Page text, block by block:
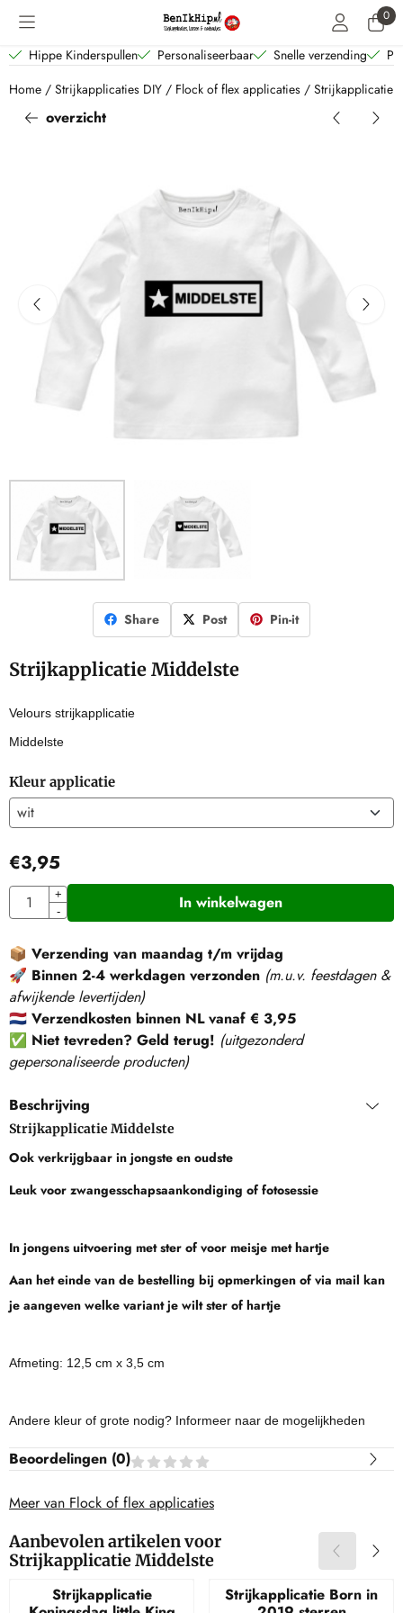
Cookievoorkeuren zijn beschikbaar. Kies instellingen of sta alle 0
Hippe Kinderspullen Personaliseerbaar Snelle verzending
Home / Strijkapplicaties DIY / Flock of flex applicaties / Strijkapplicatie
overzicht
Share Post Pin-it
Strijkapplicatie Middelste
Velours strijkapplicatie
Middelste
Kleur applicatie
€3,95
Aantal
+
-
In winkelwagen
📦 Verzending van maandag t/m vrijdag
🚀 Binnen 2-4 werkdagen verzonden (m.u.v. feestdagen &
afwijkende levertijden)
🇳🇱 Verzendkosten binnen NL vanaf € 3,95
✅ Niet tevreden? Geld terug! (uitgezonderd
gepersonaliseerde producten)
Beschrijving
Strijkapplicatie Middelste
Ook verkrijgbaar in jongste en oudste
Leuk voor zwangesschapsaankondiging of fotosessie
In jongens uitvoering met ster of voor meisje met hartje
Aan het einde van de bestelling bij opmerkingen of via mail kan
je aangeven welke variant je wilt ster of hartje
Afmeting: 12,5 cm x 3,5 cm
Andere kleur of grote nodig? Informeer naar de mogelijkheden
Beoordelingen (0)
Meer van Flock of flex applicaties
Aanbevolen artikelen voor
Strijkapplicatie Middelste
Strijkapplicatie
Strijkapplicatie Born in